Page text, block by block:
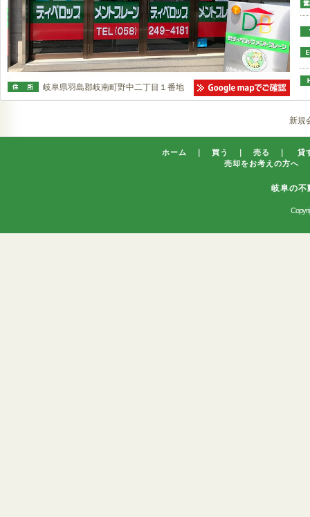
岐阜県羽島郡岐南町野中二丁目１番地
新規
ホーム ｜ 買う ｜ 売る ｜
貸
売却をお考えの方へ
岐阜の不